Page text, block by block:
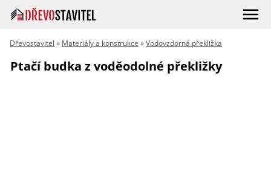
Dřevostavitel » Materiály a konstrukce »Vodovzdorná překližka
Ptačí budka z voděodolné překližky